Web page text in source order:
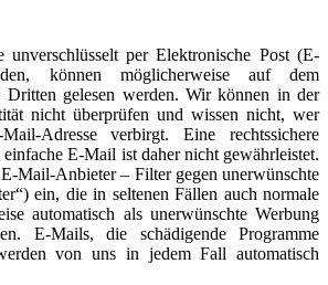
unverschlüsselt per Elektronische Post (E-
können möglicherweise auf dem
Dritten gelesen werden. Wir können in der
nicht überprüfen und wissen nicht, wer
Adresse verbirgt. Eine rechtssichere
E-Mail ist daher nicht gewährleistet.
Mail-Anbieter – Filter gegen unerwünschte
ein, die in seltenen Fällen auch normale
automatisch als unerwünschte Werbung
E-Mails, die schädigende Programme
von uns in jedem Fall automatisch